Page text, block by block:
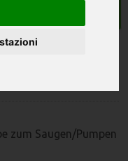
zum Saugen/Pumpen